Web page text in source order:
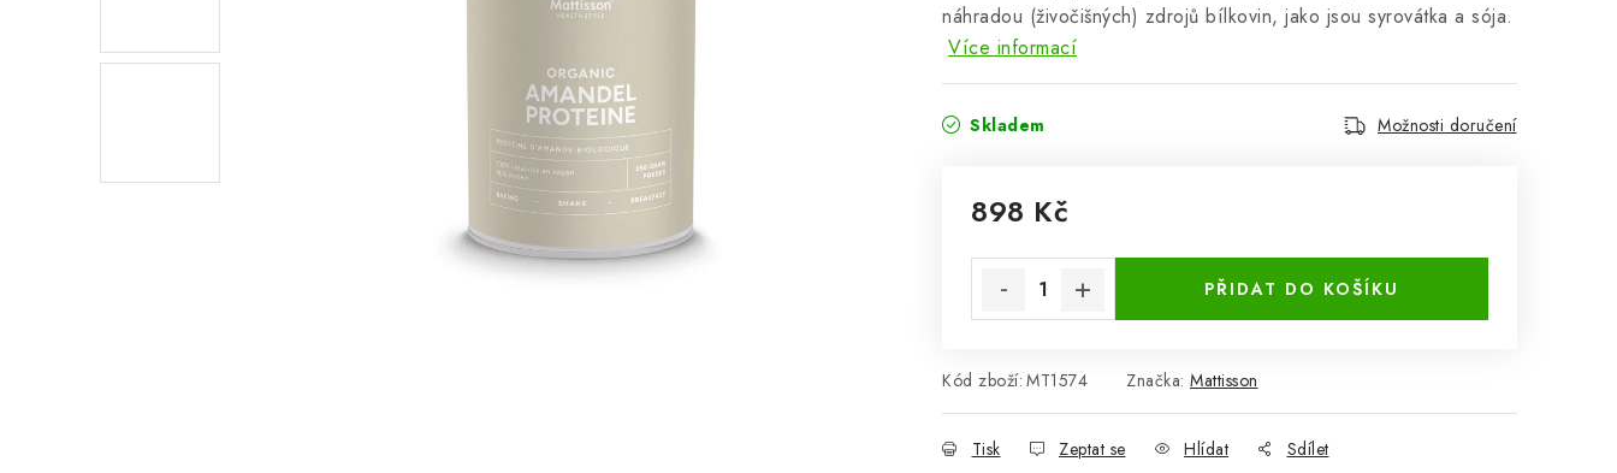
náhradou (živočišných) zdrojů bílkovin, jako jsou syrovátka a sója.
Více informací
Skladem Možnosti doručení
898 Kč
PŘIDAT DO KOŠÍKU
Kód zboží: MT1574 Značka: Mattisson
Tisk Zeptat se Hlídat Sdílet